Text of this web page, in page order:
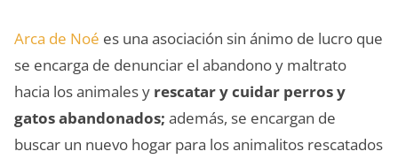
Arca de Noé es una asociación sin ánimo de lucro que
se encarga de denunciar el abandono y maltrato
hacia los animales y rescatar y cuidar perros y
gatos abandonados; además, se encargan de
buscar un nuevo hogar para los animalitos rescatados